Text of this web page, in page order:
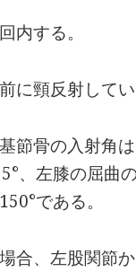
内する。
に頸反射してい
節骨の入射角
、左膝の屈曲
である。
合、左股関節